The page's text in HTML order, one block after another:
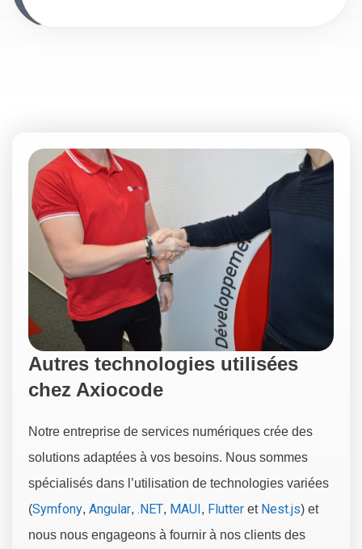
Autres technologies utilisées
chez Axiocode
Notre entreprise de services numériques crée des
solutions adaptées à vos besoins. Nous sommes
spécialisés dans l’utilisation de technologies variées
(Symfony, Angular, .NET, MAUI , Flutter et Nest.js) et
nous nous engageons à fournir à nos clients des